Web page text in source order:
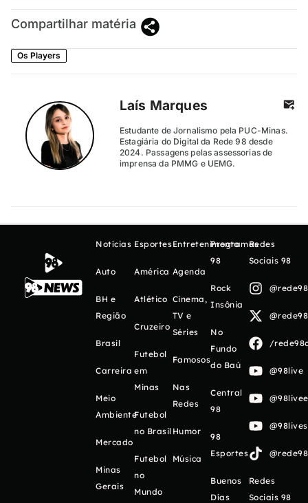
Compartilhar matéria
Os Players
Laís Marques
Estudante de Jornalismo pela PUC-Minas.
Estagiária do Digital da Rede 98 desde
2024. Passagens pelas assessorias de
imprensa da PMMG e UEMG.
Notícias
Auto
BH e
Região
Brasil
Carreira
Meio
Ambiente
Mercado
Minas
Gerais
Esportes
América
Atlético
Cruzeiro
Futebol
em
Minas
Futebol
no Brasil
Futebol
no
Mundo
Entretenimento
Agenda
Cinema,
TV e
Séries
Famosos
Nas
Redes
Humor
Música
Programas
98
Rock
Insônia
No
Fundo
do Baú
Central
98
98
Esportes
Buenos
Días
Redes
Sociais 98
/
@98live
Redes
Sociais 98